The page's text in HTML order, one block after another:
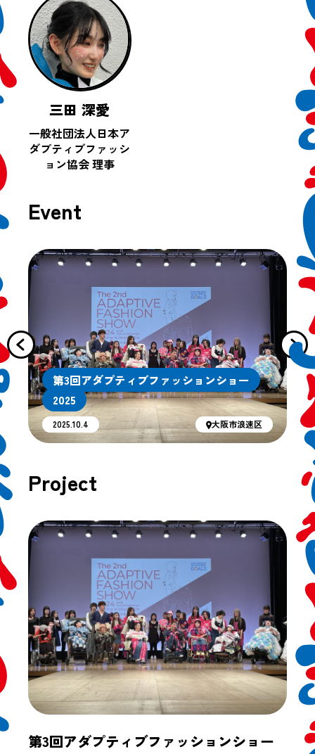
三田 深愛
一般社団法人日本ア
ダプティブファッシ
ョン協会 理事
Event
第3回アダプティブファッションショー
2025
2025.10.4 大阪市浪速区
Project
第3回アダプティブファッションショー